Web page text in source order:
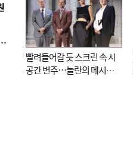
이하 저연차 검사)…檢 중수청행 기피
빨려들어갈 듯 스크린 속 시
공간 변주…놀란의 메시지